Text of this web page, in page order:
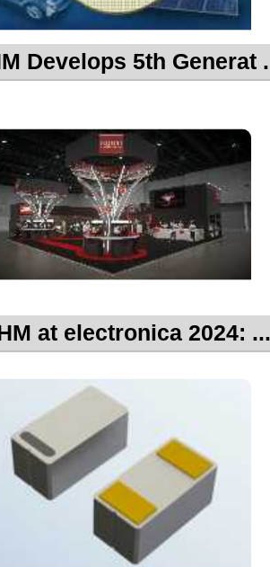
Develops 5th Generat
at electronica 2024: ...